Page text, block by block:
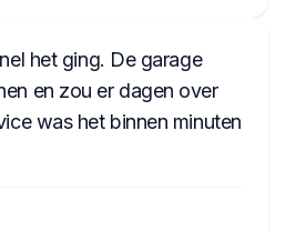
het ging. De garage
en zou er dagen over
was het binnen minuten